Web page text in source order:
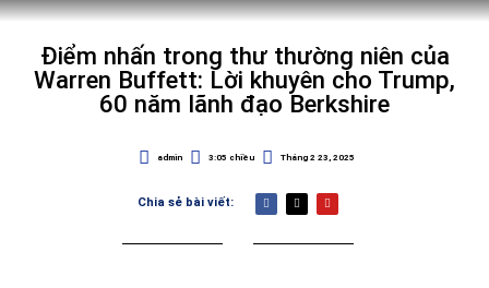
Điểm nhấn trong thư thường niên của
Warren Buffett: Lời khuyên cho Trump,
60 năm lãnh đạo Berkshire
admin 3:05 chiều Tháng 2 23, 2025
Chia sẻ bài viết: